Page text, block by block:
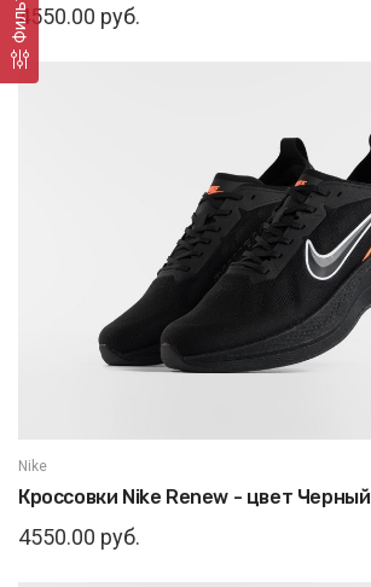
Фильтр
4550.00 руб.
Nike
Кроссовки Nike Renew - цвет Черный
4550.00 руб.